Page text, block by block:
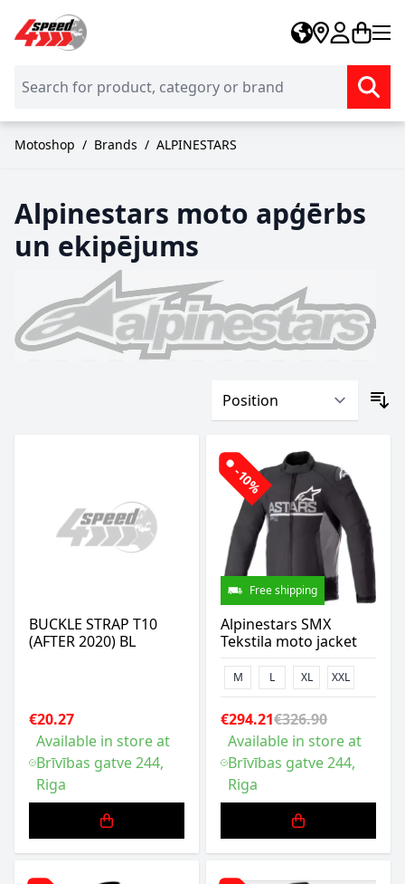
Skip to Content
Motoshop / Brands / ALPINESTARS
Alpinestars moto apģērbs
un ekipējums
BUCKLE STRAP T10
(AFTER 2020) BL
€20.27
Available in store at
Brīvības gatve 244,
Riga
-10%
Free shipping
Alpinestars SMX
Tekstila moto jacket
M L XL XXL
€294.21€326.90
Available in store at
Brīvības gatve 244,
Riga